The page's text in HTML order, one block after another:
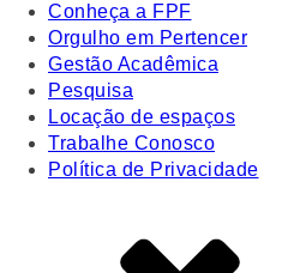
Conheça a FPF
Orgulho em Pertencer
Gestão Acadêmica
Pesquisa
Locação de espaços
Trabalhe Conosco
Política de Privacidade